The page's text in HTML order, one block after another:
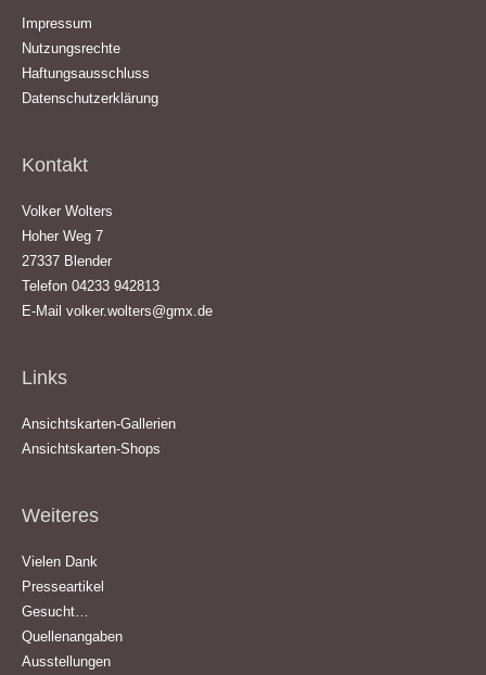
Impressum
Nutzungsrechte
Haftungsausschluss
Datenschutzerklärung
Kontakt
Volker Wolters
Hoher Weg 7
27337 Blender
Telefon 04233 942813
E-Mail volker.wolters@gmx.de
Links
Ansichtskarten-Gallerien
Ansichtskarten-Shops
Weiteres
Vielen Dank
Presseartikel
Gesucht…
Quellenangaben
Ausstellungen